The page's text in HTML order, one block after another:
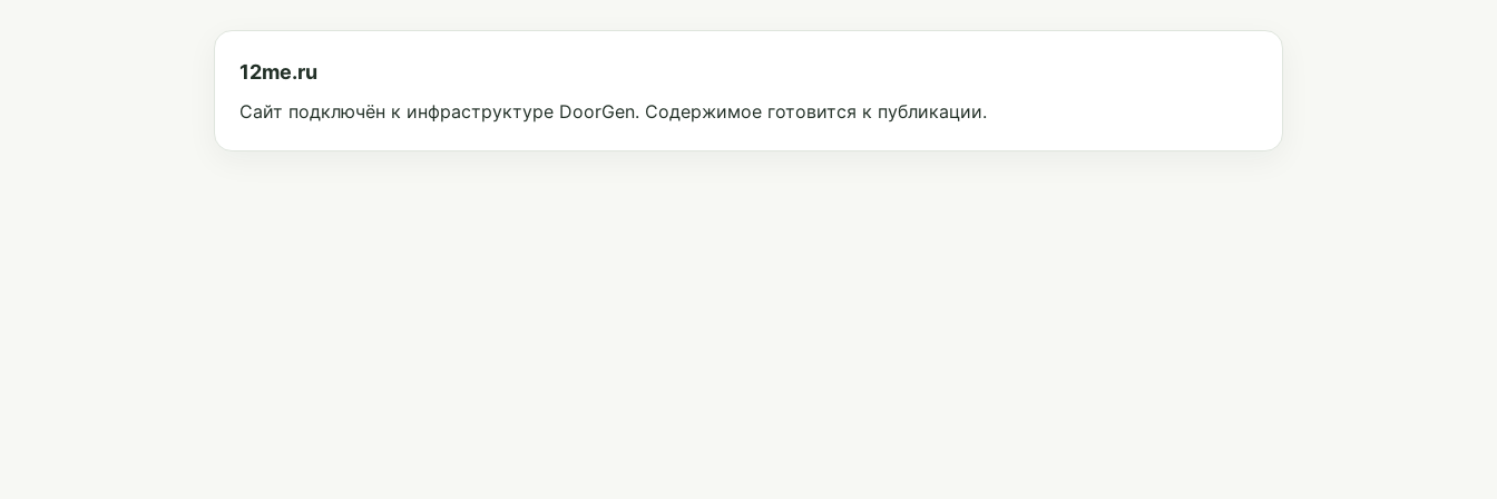
12me.ru
Сайт подключён к инфраструктуре DoorGen. Содержимое готовится к публикации.